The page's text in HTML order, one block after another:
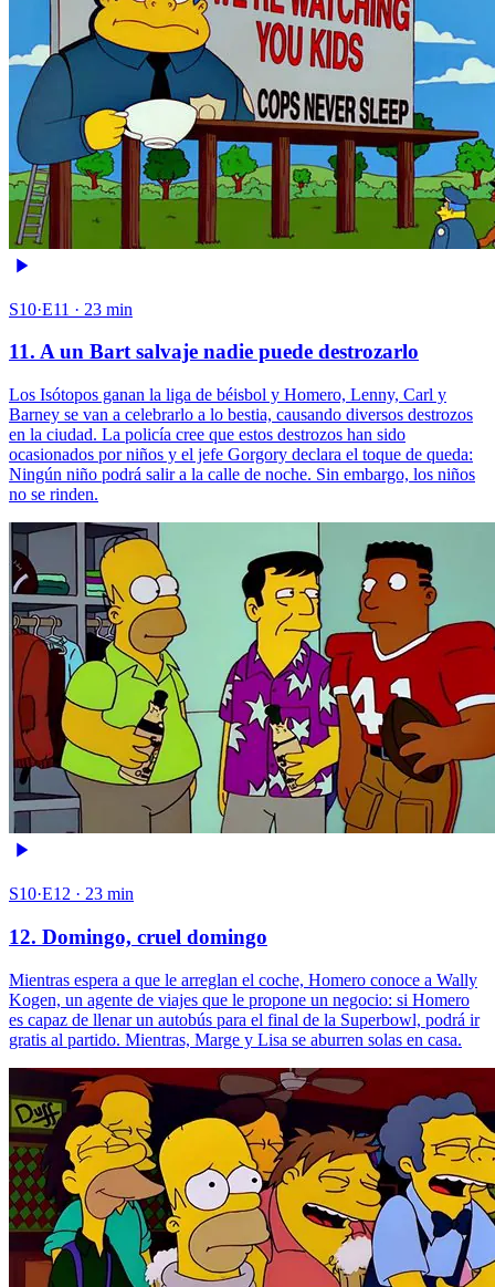
S10·E11 · 23 min
11. A un Bart salvaje nadie puede destrozarlo
Los Isótopos ganan la liga de béisbol y Homero, Lenny, Carl y
Barney se van a celebrarlo a lo bestia, causando diversos destrozos
en la ciudad. La policía cree que estos destrozos han sido
ocasionados por niños y el jefe Gorgory declara el toque de queda:
Ningún niño podrá salir a la calle de noche. Sin embargo, los niños
no se rinden.
S10·E12 · 23 min
12. Domingo, cruel domingo
Mientras espera a que le arreglan el coche, Homero conoce a Wally
Kogen, un agente de viajes que le propone un negocio: si Homero
es capaz de llenar un autobús para el final de la Superbowl, podrá ir
gratis al partido. Mientras, Marge y Lisa se aburren solas en casa.